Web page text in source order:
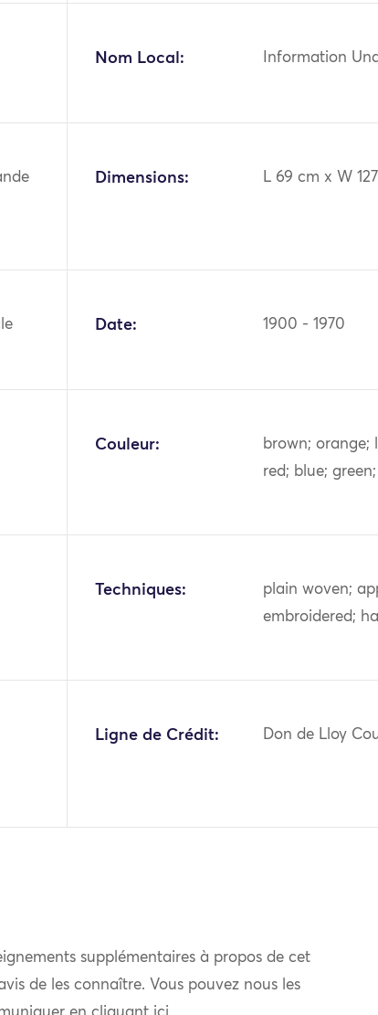
Nom Local: Information
Dimensions: L 69 cm x W
Date: 1900 - 1970
Couleur:
brown; orange;
red; blue;
Techniques:
plain woven;
embroidered;
Ligne de Crédit: Don de Lloy
supplémentaires à propos de cet
de les connaître. Vous pouvez nous les